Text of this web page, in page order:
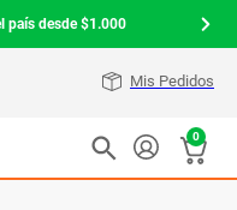
país desde $1.000
Mis Pedidos
0